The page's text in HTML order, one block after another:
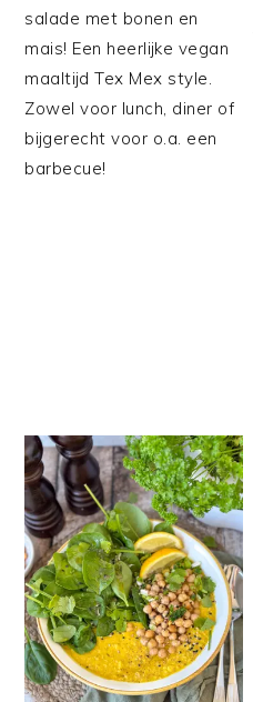
salade met bonen en
mais! Een heerlijke vegan
maaltijd Tex Mex style.
Zowel voor lunch, diner of
bijgerecht voor o.a. een
barbecue!